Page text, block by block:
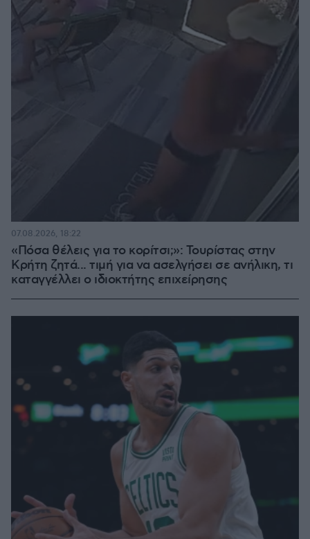
«Πόσα θέλεις για το κορίτσι;»: Τουρίστας στην
Κρήτη ζητά... τιμή για να ασελγήσει σε ανήλικη, τι
καταγγέλλει ο ιδιοκτήτης επιχείρησης
07.08.2026, 18:22